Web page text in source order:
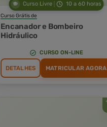
Curso Livre 10 a 60 horas
Curso Grátis de
Encanador e Bombeiro
Hidráulico
CURSO ON-LINE
DETALHES MATRICULAR AGORA